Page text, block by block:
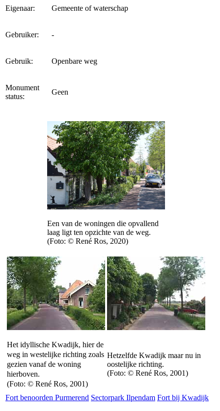
Eigenaar: Gemeente of waterschap
Gebruiker: -
Gebruik: Openbare weg
Monument
status:
Geen
Een van de woningen die opvallend
laag ligt ten opzichte van de weg.
(Foto: © René Ros, 2020)
Het idyllische Kwadijk, hier de
weg in westelijke richting zoals
gezien vanaf de woning
hierboven.
(Foto: © René Ros, 2001)
Hetzelfde Kwadijk maar nu in
oostelijke richting.
(Foto: © René Ros, 2001)
Fort benoorden Purmerend Sectorpark Ilpendam Fort bij Kwadijk